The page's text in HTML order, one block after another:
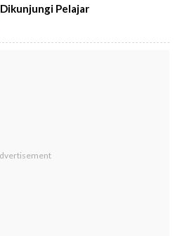
Dikunjungi Pelajar